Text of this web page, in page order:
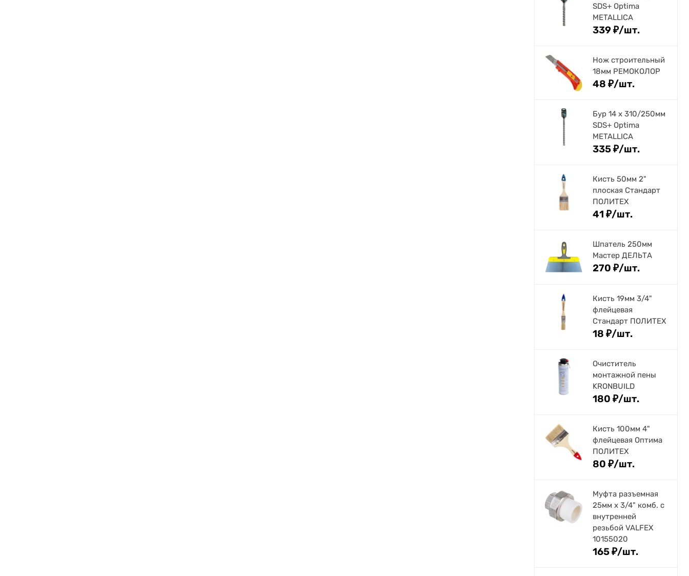
SDS+ Optima
METALLICA
339₽/шт.
Нож строительный
18мм РЕМОКОЛОР
48 ₽/шт.
Бур 14 х 310/250мм
SDS+ Optima
METALLICA
335₽/шт.
Кисть 50мм 2"
плоская Стандарт
ПОЛИТЕХ
41 ₽/шт.
Шпатель 250мм
Мастер ДЕЛЬТА
270 ₽/шт.
Кисть 19мм 3/4"
флейцевая
Стандарт ПОЛИТЕХ
18 ₽/шт.
Очиститель
монтажной пены
KRONBUILD
180 ₽/шт.
Кисть 100мм 4"
флейцевая Оптима
ПОЛИТЕХ
80 ₽/шт.
Муфта разъемная
25мм х 3/4" комб. с
внутренней
резьбой VALFEX
10155020
165₽/шт.